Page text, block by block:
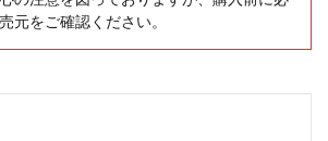
元をご確認ください。